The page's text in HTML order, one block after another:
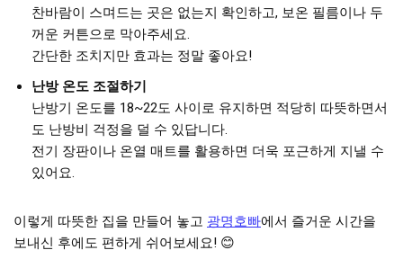
찬바람이 스며드는 곳은 없는지 확인하고, 보온 필름이나 두
꺼운 커튼으로 막아주세요.
간단한 조치지만 효과는 정말 좋아요!
난방 온도 조절하기
난방기 온도를 18~22도 사이로 유지하면 적당히 따뜻하면서
도 난방비 걱정을 덜 수 있답니다.
전기 장판이나 온열 매트를 활용하면 더욱 포근하게 지낼 수
있어요.
이렇게 따뜻한 집을 만들어 놓고 광명호빠에서 즐거운 시간을
보내신 후에도 편하게 쉬어보세요! 😊